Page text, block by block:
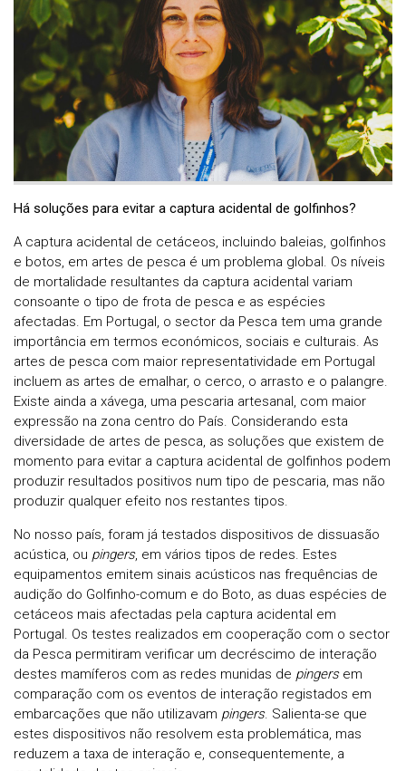
Há soluções para evitar a captura acidental de golfinhos?
A captura acidental de cetáceos, incluindo baleias, golfinhos
e botos, em artes de pesca é um problema global. Os níveis
de mortalidade resultantes da captura acidental variam
consoante o tipo de frota de pesca e as espécies
afectadas. Em Portugal, o sector da Pesca tem uma grande
importância em termos económicos, sociais e culturais. As
artes de pesca com maior representatividade em Portugal
incluem as artes de emalhar, o cerco, o arrasto e o palangre.
Existe ainda a xávega, uma pescaria artesanal, com maior
expressão na zona centro do País. Considerando esta
diversidade de artes de pesca, as soluções que existem de
momento para evitar a captura acidental de golfinhos podem
produzir resultados positivos num tipo de pescaria, mas não
produzir qualquer efeito nos restantes tipos.
No nosso país, foram já testados dispositivos de dissuasão
acústica, ou pingers, em vários tipos de redes. Estes
equipamentos emitem sinais acústicos nas frequências de
audição do Golfinho-comum e do Boto, as duas espécies de
cetáceos mais afectadas pela captura acidental em
Portugal. Os testes realizados em cooperação com o sector
da Pesca permitiram verificar um decréscimo de interação
destes mamíferos com as redes munidas de pingersem
comparação com os eventos de interação registados em
embarcações que não utilizavam pingers. Salienta-se que
estes dispositivos não resolvem esta problemática, mas
reduzem a taxa de interação e, consequentemente, a